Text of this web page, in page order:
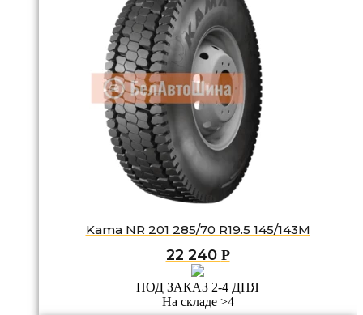
Kama NR 201 285/70 R19.5 145/143M
22 240 Р
ПОД ЗАКАЗ 2-4 ДНЯ
На складе >4